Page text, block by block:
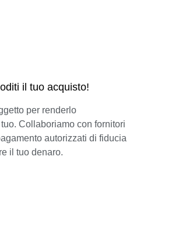
il tuo acquisto!
per renderlo
Collaboriamo con fornitori
autorizzati di fiducia
il tuo denaro.